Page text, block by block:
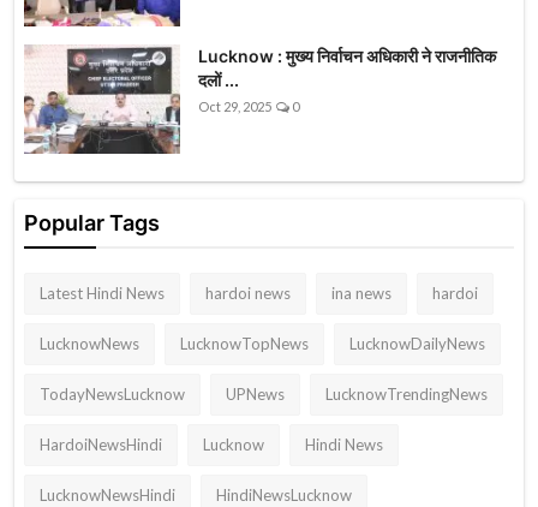
Lucknow : मुख्य निर्वाचन अधिकारी ने राजनीतिक
दलों ...
Oct 29, 2025 0
Popular Tags
Latest Hindi News hardoi news ina news hardoi
LucknowNews LucknowTopNews LucknowDailyNews
TodayNewsLucknow UPNews LucknowTrendingNews
HardoiNewsHindi Lucknow Hindi News
LucknowNewsHindi HindiNewsLucknow